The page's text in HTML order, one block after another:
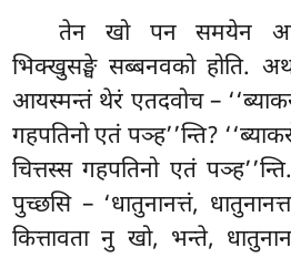
तेन खो पन समयेन
भिक्खुसङ्घे सब्बनवको होति.
आयस्मन्तं थेरं एतदवोच –
गहपतिनो एतं पञ्ह’’न्ति?
चित्तस्स गहपतिनो एतं
पुच्छसि – ‘धातुनानत्तं,
कित्तावता नु खो, भन्ते,